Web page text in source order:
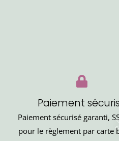
Paiement
Paiement sécurisé garanti,
pour le règlement par carte